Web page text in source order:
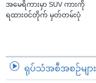
အမေရိကားမှာ SUV ကားကို
ရထားဝင်တိုက် မှတ်တမ်းပုံ
ရုပ်သံအစီအစဉ်များ